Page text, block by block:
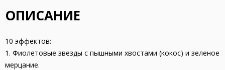
ОПИСАНИЕ
10 эффектов:
1. Фиолетовые звезды с пышными хвостами (кокос) и зеленое
мерцание.